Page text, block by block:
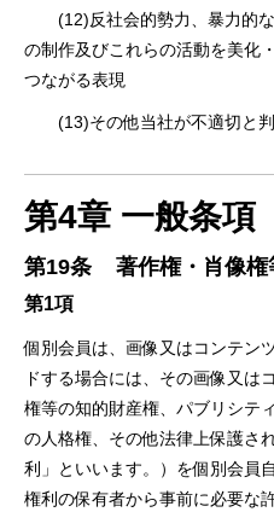
(12)反社会的勢⼒、暴⼒的
の制作及びこれらの活動を美化
つながる表現
(13)その他当社が不適切と
第4章 ⼀般条項
第19条 著作権・肖像権
第1項
個別会員は、画像⼜はコンテン
ドする場合には、その画像⼜は
権等の知的財産権、パブリシテ
の⼈格権、その他法律上保護さ
利」といいます。）を個別会員
権利の保有者から事前に必要な